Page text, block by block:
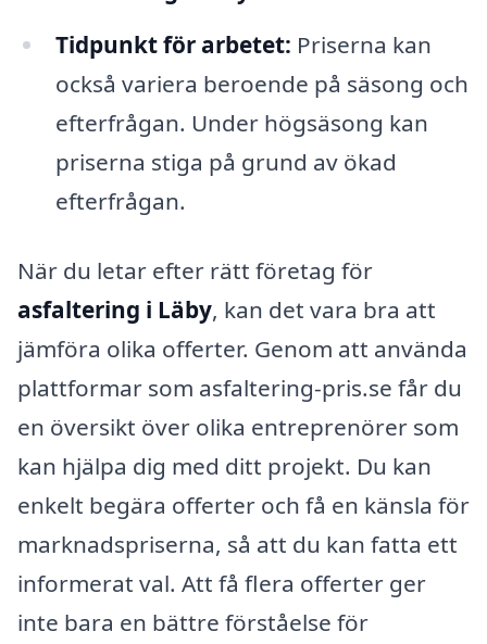
Tidpunkt för arbetet: Priserna kan
också variera beroende på säsong och
efterfrågan. Under högsäsong kan
priserna stiga på grund av ökad
efterfrågan.
När du letar efter rätt företag för
asfaltering i Läby, kan det vara bra att
jämföra olika offerter. Genom att använda
plattformar som asfaltering-pris.se får du
en översikt över olika entreprenörer som
kan hjälpa dig med ditt projekt. Du kan
enkelt begära offerter och få en känsla för
marknadspriserna, så att du kan fatta ett
informerat val. Att få flera offerter ger
inte bara en bättre förståelse för